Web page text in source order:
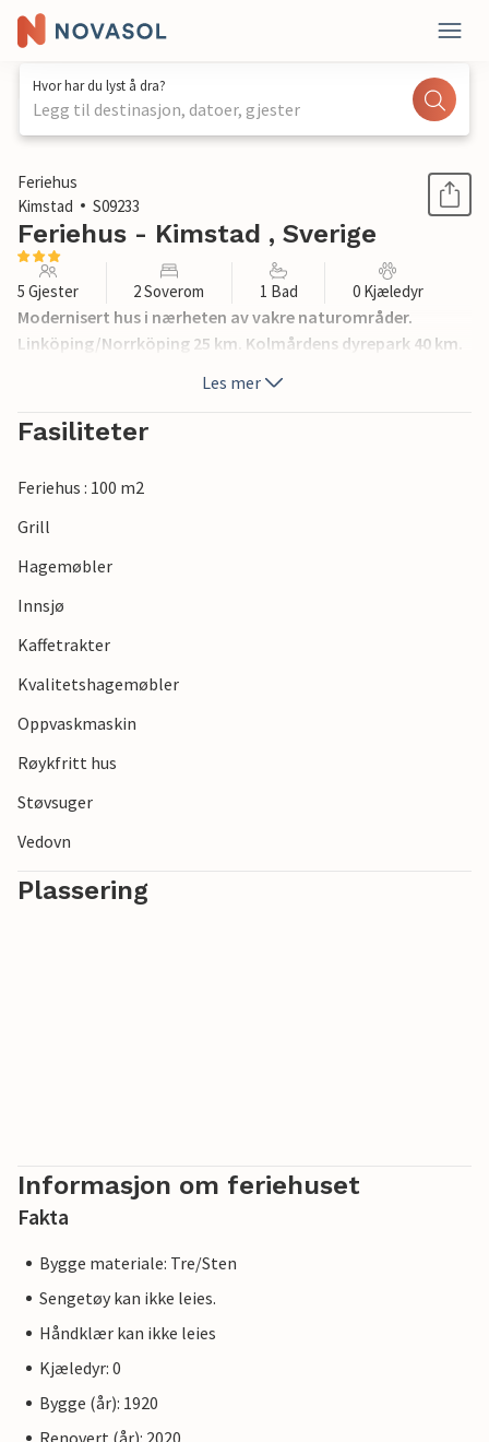
Hvor har du lyst å dra?
Legg til destinasjon, datoer, gjester
1 / 12
Feriehus
Kimstad
S09233
Feriehus - Kimstad , Sverige
5 Gjester 2 Soverom 1 Bad 0 Kjæledyr
Modernisert hus i nærheten av vakre naturområder.
Linköping/Norrköping 25 km. Kolmårdens dyrepark 40 km.
Les mer
Fasiliteter
Feriehus : 100 m2
Grill
Hagemøbler
Innsjø
Kaffetrakter
Kvalitetshagemøbler
Oppvaskmaskin
Røykfritt hus
Støvsuger
Vedovn
Plassering
Informasjon om feriehuset
Fakta
Bygge materiale: Tre/Sten
Sengetøy kan ikke leies.
Håndklær kan ikke leies
Kjæledyr: 0
Bygge (år): 1920